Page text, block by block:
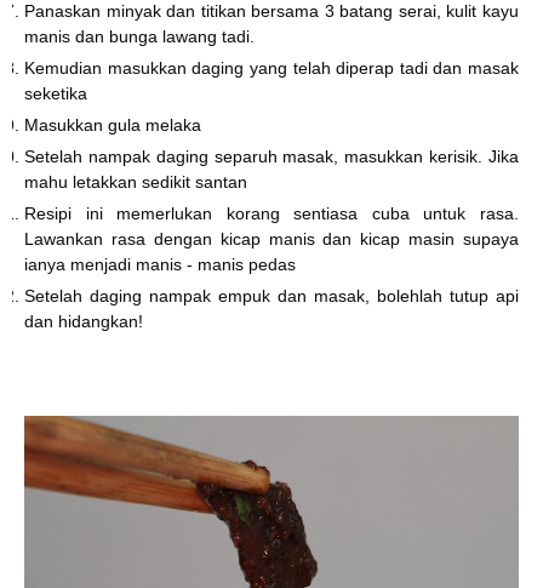
Panaskan minyak dan titikan bersama 3 batang serai, kulit kayu
manis dan bunga lawang tadi.
Kemudian masukkan daging yang telah diperap tadi dan masak
seketika
Masukkan gula melaka
Setelah nampak daging separuh masak, masukkan kerisik. Jika
mahu letakkan sedikit santan
Resipi ini memerlukan korang sentiasa cuba untuk rasa.
Lawankan rasa dengan kicap manis dan kicap masin supaya
ianya menjadi manis - manis pedas
Setelah daging nampak empuk dan masak, bolehlah tutup api
dan hidangkan!